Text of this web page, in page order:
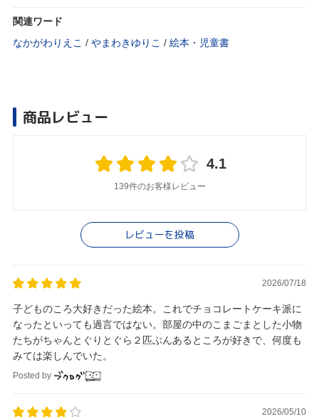
関連ワード
なかがわりえこ / やまわきゆりこ / 絵本・児童書
商品レビュー
4.1
139件のお客様レビュー
レビューを投稿
2026/07/18
子どものころ大好きだった絵本。これでチョコレートケーキ派に
なったといっても過言ではない。部屋の中のこまごまとした小物
たちがちゃんとぐりとぐら２匹ぶんあるところが好きで、何度も
みては楽しんでいた。
Posted by
2026/05/10